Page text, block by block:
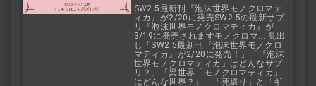
SW2.5最新刊『泡沫世界モノクロマテ
ィカ』が2/20に発売SW2.5の最新サプ
リ『泡沫世界モノクロマティカ』が
3/19に発売されますモノクロマ... 見出
し「SW2.5最新刊『泡沫世界モノクロ
マティカ』が2/20に発売！」「『泡沫
世界モノクロマティカ』はどんなサプ
リ？」「異世界「モノクロマティカ」
はどんな世界？」「「死還り」と「ギ